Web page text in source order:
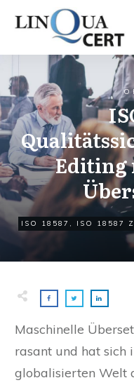
Editing
ISO 18587 , ISO 18587
Maschinelle
rasant und hat sich
globalisierten Welt